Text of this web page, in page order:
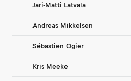
Jari-Matti Latvala
Andreas Mikkelsen
Sébastien Ogier
Kris Meeke